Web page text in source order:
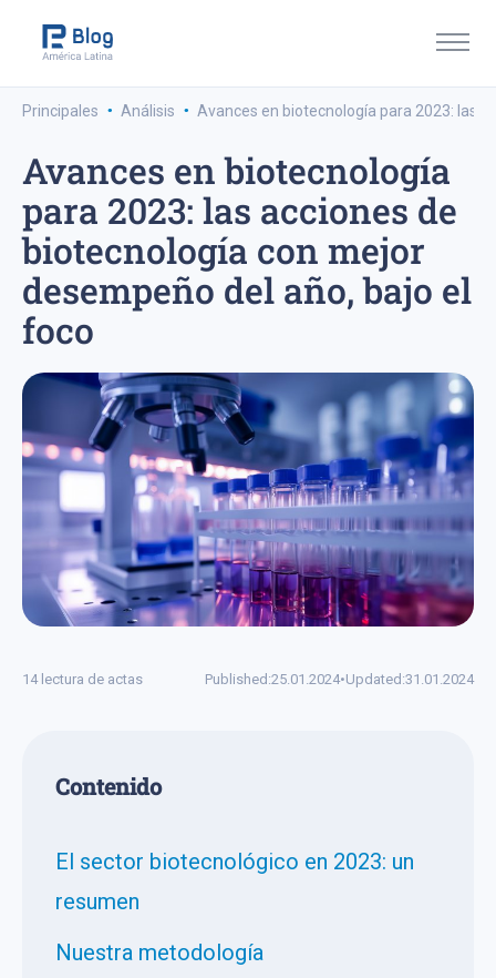
Principales · Análisis · Avances en biotecnología para 2023: las
Avances en biotecnología
para 2023: las acciones de
biotecnología con mejor
desempeño del año, bajo el
foco
14 lectura de actas Published:25.01.2024•Updated:31.01.2024
Сontenido
El sector biotecnológico en 2023: un
resumen
Nuestra metodología